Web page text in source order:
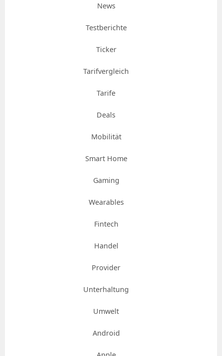
News
Testberichte
Ticker
Tarifvergleich
Tarife
Deals
Mobilität
Smart Home
Gaming
Wearables
Fintech
Handel
Provider
Unterhaltung
Umwelt
Android